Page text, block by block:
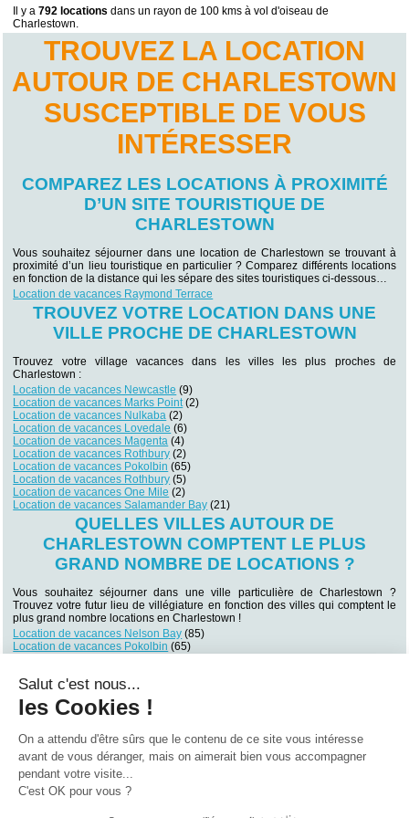
Il y a792 locations dans un rayon de 100 kms à vol d'oiseau de
Charlestown.
TROUVEZ LA LOCATION
AUTOUR DE CHARLESTOWN
SUSCEPTIBLE DE VOUS
INTÉRESSER
COMPAREZ LES LOCATIONS À PROXIMITÉ
D’UN SITE TOURISTIQUE DE
CHARLESTOWN
Vous souhaitez séjourner dans une location de Charlestown se trouvant à
proximité d’un lieu touristique en particulier ? Comparez différents locations
en fonction de la distance qui les sépare des sites touristiques ci-dessous…
Location de vacances Raymond Terrace
TROUVEZ VOTRE LOCATION DANS UNE
VILLE PROCHE DE CHARLESTOWN
Trouvez votre village vacances dans les villes les plus proches de
Charlestown :
Location de vacances Newcastle (9)
Location de vacances Marks Point(2)
Location de vacances Nulkaba (2)
Location de vacances Lovedale (6)
Location de vacances Magenta (4)
Location de vacances Rothbury (2)
Location de vacances Pokolbin (65)
Location de vacances Rothbury (5)
Location de vacances One Mile (2)
Location de vacances Salamander Bay (21)
QUELLES VILLES AUTOUR DE
CHARLESTOWN COMPTENT LE PLUS
GRAND NOMBRE DE LOCATIONS ?
Vous souhaitez séjourner dans une ville particulière de Charlestown ?
Trouvez votre futur lieu de villégiature en fonction des villes qui comptent le
plus grand nombre locations en Charlestown !
Location de vacances Nelson Bay (85)
Location de vacances Pokolbin (65)
Location de vacances Salamander Bay
Location de vacances Terrigal
Location de vacances Corlette
Location de vacances Pokolbin (10)
Location de vacances Terrigal
(10)
Qui sommes nous ?
Salut c'est nous...
les Cookies !
On a attendu d'être sûrs que le contenu de ce site vous intéresse
avant de vous déranger, mais on aimerait bien vous accompagner
pendant votre visite...
C'est OK pour vous ?